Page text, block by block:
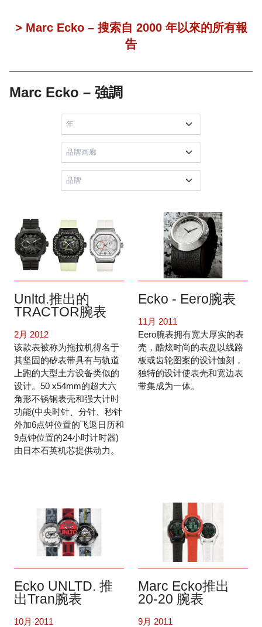
> Marc Ecko – 搜索自 2000 年以來的所有報
告
Marc Ecko – 強調
Unltd.推出的
TRACTOR腕表
2月 2012
该款表被称为拖拉机得名于
其坚固的矽表带具有与轨道
上跑的大型土方设备类似的
设计。50 x54mm的超大六
角形不锈钢表壳和强大计时
功能(中央时针、分针、秒针
外加6点钟位置的飞返日历和
9点钟位置的24小时计时器)
由日本石英机芯提供动力。
Ecko - Eero腕表
11月 2011
Eero腕表拥有宽大厚实的表
壳，酷炫时尚的表盘以线路
板或齿轮图案的设计蚀刻，
独特的设计使表壳和宽边表
带集成为一体。
Ecko UNLTD. 推
出Tran腕表
10月 2011
Marc Ecko推出
20-20 腕表
9月 2011